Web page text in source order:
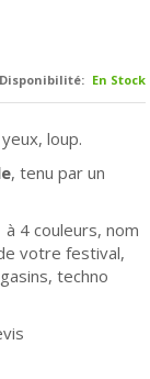
Disponibilité: En Stock
loup.
, tenu par un
4 couleurs, nom
votre festival,
techno